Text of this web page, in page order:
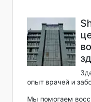
опыт врачей и
Мы помогаем